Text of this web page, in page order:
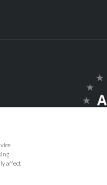
affect